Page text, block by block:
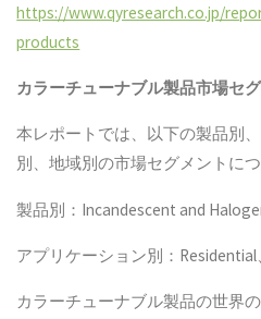
https://www.qyresearch.co.jp/
products
カラーチューナブル製品市場セ
本レポートでは、以下の製品別
別、地域別の市場セグメントに
製品別：Incandescent and
アプリケーション別：
カラーチューナブル製品の世界